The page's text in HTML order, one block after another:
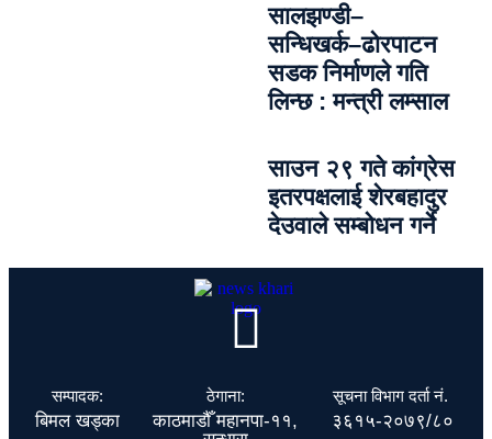
सालझण्डी–
सन्धिखर्क–ढोरपाटन
सडक निर्माणले गति
लिन्छ : मन्त्री लम्साल
साउन २९ गते कांग्रेस
इतरपक्षलाई शेरबहादुर
देउवाले सम्बोधन गर्ने
सम्पादक:
बिमल खड्का
ठेगाना:
काठमाडौँ महानपा-११,
सूचना विभाग दर्ता नं.
३६१५-२०७९/८०